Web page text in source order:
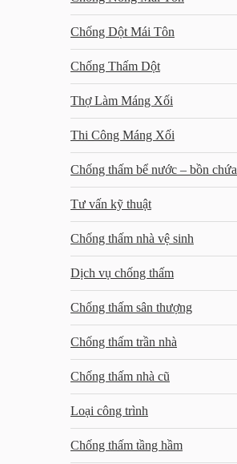
Chống Dột Mái Tôn
Chống Thấm Dột
Thợ Làm Máng Xối
Thi Công Máng Xối
Chống thấm bể nước – bồn chứa
Tư vấn kỹ thuật
Chống thấm nhà vệ sinh
Dịch vụ chống thấm
Chống thấm sân thượng
Chống thấm trần nhà
Chống thấm nhà cũ
Loại công trình
Chống thấm tầng hầm